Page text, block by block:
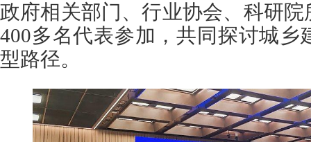
政府相关部门、行业协会、科研
400多名代表参加，共同探讨城乡
型路径。